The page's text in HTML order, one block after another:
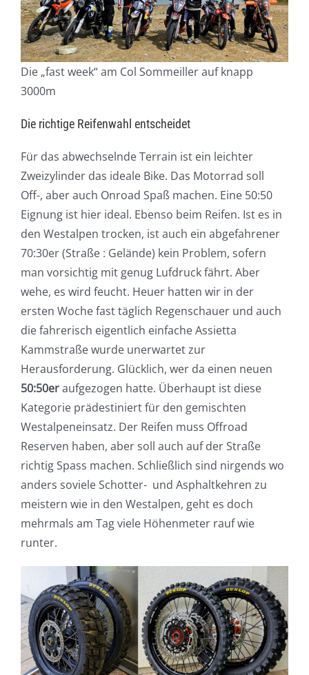
Die „fast week“ am Col Sommeiller auf knapp
3000m
Die richtige Reifenwahl entscheidet
Für das abwechselnde Terrain ist ein leichter
Zweizylinder das ideale Bike. Das Motorrad soll
Off-, aber auch Onroad Spaß machen. Eine 50:50
Eignung ist hier ideal. Ebenso beim Reifen. Ist es in
den Westalpen trocken, ist auch ein abgefahrener
70:30er (Straße : Gelände) kein Problem, sofern
man vorsichtig mit genug Lufdruck fährt. Aber
wehe, es wird feucht. Heuer hatten wir in der
ersten Woche fast täglich Regenschauer und auch
die fahrerisch eigentlich einfache Assietta
Kammstraße wurde unerwartet zur
Herausforderung. Glücklich, wer da einen neuen
50:50eraufgezogen hatte. Überhaupt ist diese
Kategorie prädestiniert für den gemischten
Westalpeneinsatz. Der Reifen muss Offroad
Reserven haben, aber soll auch auf der Straße
richtig Spass machen. Schließlich sind nirgends wo
anders soviele Schotter- und Asphaltkehren zu
meistern wie in den Westalpen, geht es doch
mehrmals am Tag viele Höhenmeter rauf wie
runter.